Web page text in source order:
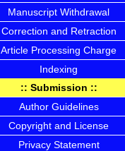
Manuscript Withdrawal
Correction and Retraction
Article Processing Charge
Indexing
:: Submission ::
Author Guidelines
Copyright and License
Privacy Statement